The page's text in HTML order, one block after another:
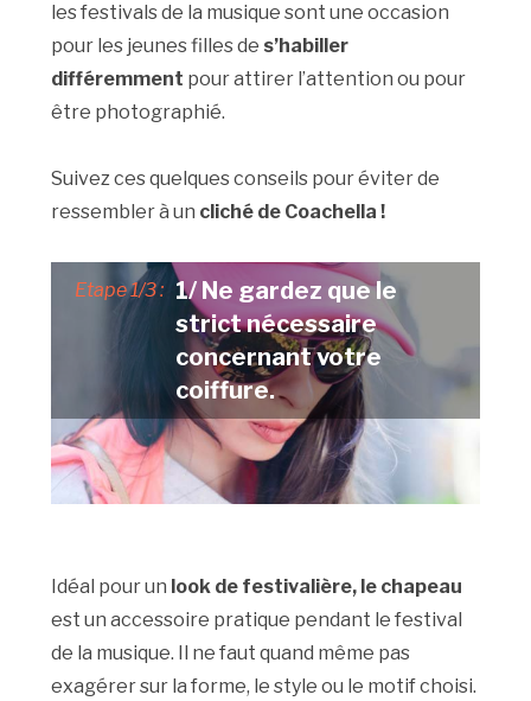
les festivals de la musique sont une occasion
pour les jeunes filles de s’habiller
différemment pour attirer l’attention ou pour
être photographié.
Suivez ces quelques conseils pour éviter de
ressembler à un cliché de Coachella !
Etape 1/3 : 1/ Ne gardez que le
strict nécessaire
concernant votre
coiffure.
Idéal pour un look de festivalière, le chapeau
est un accessoire pratique pendant le festival
de la musique. Il ne faut quand même pas
exagérer sur la forme, le style ou le motif choisi.